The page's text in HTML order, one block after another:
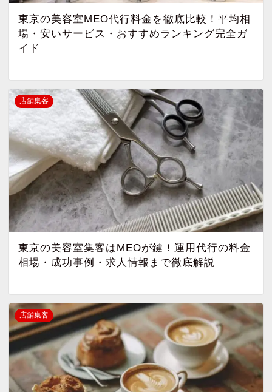
東京の美容室MEO代行料金を徹底比較！平均相
場・安いサービス・おすすめランキング完全ガ
イド
店舗集客
東京の美容室集客はMEOが鍵！運用代行の料金
相場・成功事例・求人情報まで徹底解説
店舗集客